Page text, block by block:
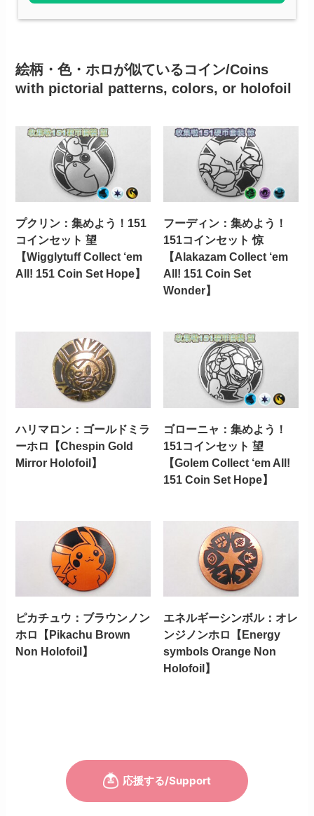
絵柄・色・ホロが似ているコイン/Coins
with pictorial patterns, colors, or holofoil
プクリン：集めよう！151
コインセット 望
【Wigglytuff Collect ‘em
All! 151 Coin Set Hope】
フーディン：集めよう！
151コインセット 惊
【Alakazam Collect ‘em
All! 151 Coin Set
Wonder】
ハリマロン：ゴールドミラ
ーホロ【Chespin Gold
Mirror Holofoil】
ゴローニャ：集めよう！
151コインセット 望
【Golem Collect ‘em All!
151 Coin Set Hope】
ピカチュウ：ブラウンノン
ホロ【Pikachu Brown
Non Holofoil】
エネルギーシンボル：オレ
ンジノンホロ【Energy
symbols Orange Non
Holofoil】